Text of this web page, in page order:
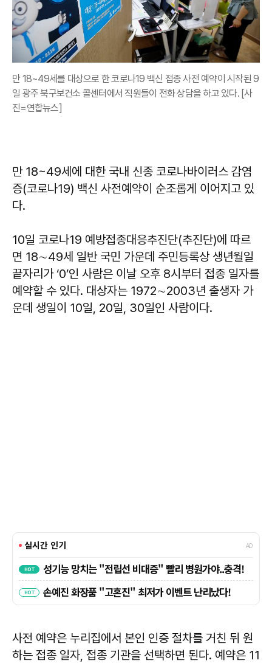
만 18~49세를 대상으로 한 코로나19 백신 접종 사전 예약이 시작된 9
일 광주 북구보건소 콜센터에서 직원들이 전화 상담을 하고 있다. [사
진=연합뉴스]
만 18~49세에 대한 국내 신종 코로나바이러스 감염
증(코로나19) 백신 사전예약이 순조롭게 이어지고 있
다.
10일 코로나19 예방접종대응추진단(추진단)에 따르
면 18∼49세 일반 국민 가운데 주민등록상 생년월일
끝자리가 ‘0’인 사람은 이날 오후 8시부터 접종 일자를
예약할 수 있다. 대상자는 1972∼2003년 출생자 가
운데 생일이 10일, 20일, 30일인 사람이다.
사전 예약은 누리집에서 본인 인증 절차를 거친 뒤 원
하는 접종 일자, 접종 기관을 선택하면 된다. 예약은 11